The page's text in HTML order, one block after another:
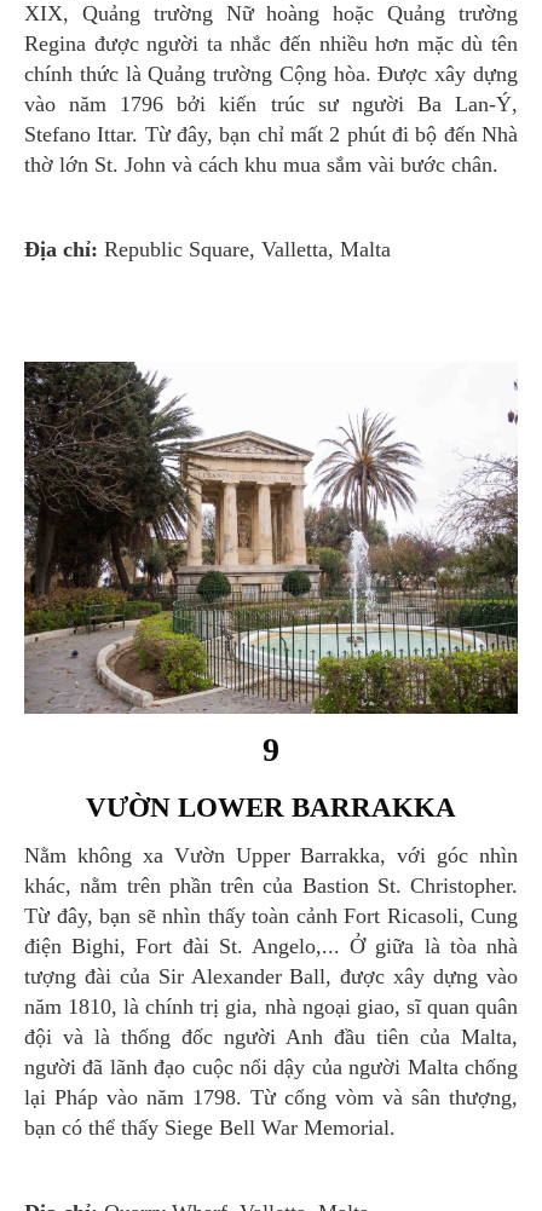
XIX, Quảng trường Nữ hoàng hoặc Quảng trường
Regina được người ta nhắc đến nhiều hơn mặc dù tên
chính thức là Quảng trường Cộng hòa. Được xây dựng
vào năm 1796 bởi kiến trúc sư người Ba Lan-Ý,
Stefano Ittar. Từ đây, bạn chỉ mất 2 phút đi bộ đến Nhà
thờ lớn St. John và cách khu mua sắm vài bước chân.
Địa chỉ: Republic Square, Valletta, Malta
9
VƯỜN LOWER BARRAKKA
Nằm không xa Vườn Upper Barrakka, với góc nhìn
khác, nằm trên phần trên của Bastion St. Christopher.
Từ đây, bạn sẽ nhìn thấy toàn cảnh Fort Ricasoli, Cung
điện Bighi, Fort đài St. Angelo,... Ở giữa là tòa nhà
tượng đài của Sir Alexander Ball, được xây dựng vào
năm 1810, là chính trị gia, nhà ngoại giao, sĩ quan quân
đội và là thống đốc người Anh đầu tiên của Malta,
người đã lãnh đạo cuộc nổi dậy của người Malta chống
lại Pháp vào năm 1798. Từ cổng vòm và sân thượng,
bạn có thể thấy Siege Bell War Memorial.